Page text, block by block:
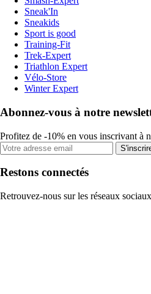
Sneak'In
Sneakids
Sport is good
Training-Fit
Trek-Expert
Triathlon Expert
Vélo-Store
Winter Expert
Abonnez-vous à notre
Profitez de -10% en vous inscrivant à
Restons connectés
Retrouvez-nous sur les réseaux sociaux